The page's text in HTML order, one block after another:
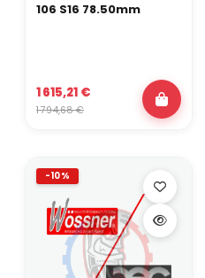
106 S16 78.50mm
1 615,21 €
1 794,68 €
-10%